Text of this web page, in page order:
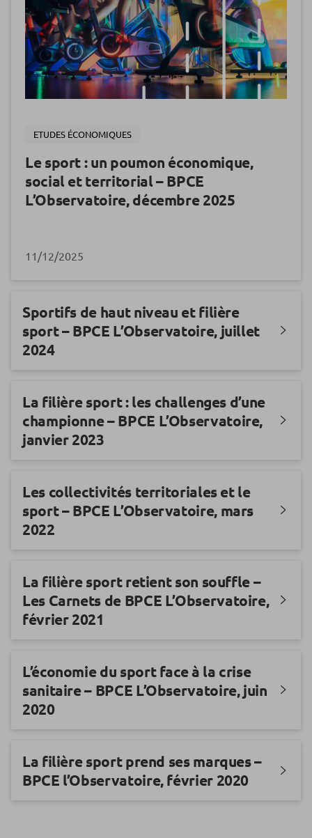
ETUDES ÉCONOMIQUES
Le sport : un poumon économique,
social et territorial – BPCE
L’Observatoire, décembre 2025
11/12/2025
Sportifs de haut niveau et filière
sport – BPCE L’Observatoire, juillet
2024
La filière sport : les challenges d’une
championne – BPCE L’Observatoire,
janvier 2023
Les collectivités territoriales et le
sport – BPCE L’Observatoire, mars
2022
La filière sport retient son souffle –
Les Carnets de BPCE L’Observatoire,
février 2021
L’économie du sport face à la crise
sanitaire – BPCE L’Observatoire, juin
2020
La filière sport prend ses marques –
BPCE l’Observatoire, février 2020